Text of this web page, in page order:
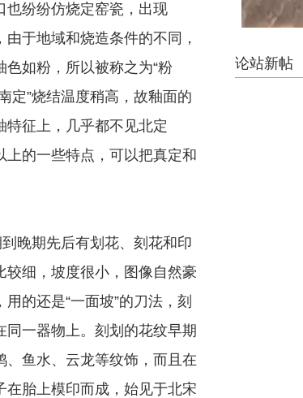
也纷纷仿烧定窑瓷，出现
由于地域和烧造条件的不同，
如粉，所以被称之为“粉
定”烧结温度稍高，故釉面的
征上，几乎都不见北定
上的一些特点，可以把真定和
晚期先后有划花、刻花和印
细，坡度很小，图像自然豪
的还是“一面坡”的刀法，刻
一器物上。刻划的花纹早期
鱼水、云龙等纹饰，而且在
在胎上模印而成，始见于北宋
论站新帖